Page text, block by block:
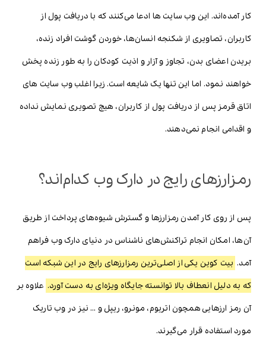
کار آمده‌اند. این وب سایت ها ادعا می‌کنند که با دریافت پول از
کاربران، تصاویری از شکنجه انسان‌ها، خوردن گوشت افراد زنده،
بریدن اعضای بدن، تجاوز و آزار و اذیت کودکان را به طور زنده پخش
خواهند نمود. اما این تنها یک شایعه است. زیرا اغلب وب سایت های
اتاق قرمز پس از دریافت پول از کاربران، هیچ تصویری نمایش نداده
و اقدامی انجام نمی‌دهند.
رمزارزهای رایج در دارک وب کدام‌اند؟
پس از روی کار آمدن رمزارزها و گسترش شیوه‌های پرداخت از طریق
آن‌ها، امکان انجام تراکنش‌های ناشناس در دنیای دارک وب فراهم
آمد. بیت کوین یکی از اصلی‌ترین رمزارزهای رایج در این شبکه است
که به دلیل انعطاف بالا توانسته جایگاه ویژه‌ای به دست آورد. علاوه بر
آن رمز ارزهایی همچون اتریوم، مونرو، ریپل و … نیز در وب تاریک
مورد استفاده قرار می‌گیرند.